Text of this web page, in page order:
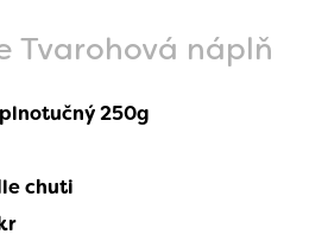
Tvarohová náplň
250g
chuti